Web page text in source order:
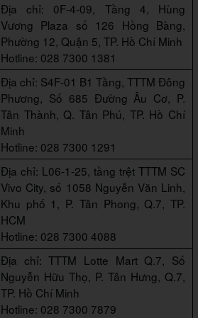
Địa chỉ: 0F-4-09, Tầng 4, Hùng
Vương Plaza số 126 Hồng Bàng,
Phường 12, Quận 5, TP. Hồ Chí Minh
Hotline: 028 7300 1381
Địa chỉ: S4F-01 B1 Tầng, TTTM Đông
Phương, Số 685 Đường Âu Cơ, P.
Tân Thành, Q. Tân Phú, TP. Hồ Chí
Minh
Hotline: 028 7300 1291
Địa chỉ: L06-1-25, tầng trệt TTTM SC
Vivo City, số 1058 Nguyễn Văn Linh,
Khu phố 1, P. Tân Phong, Q.7, TP.
HCM
Hotline: 028 7300 4088
Địa chỉ: TTTM Lotte Mart Q.7, Số
Nguyễn Hữu Thọ, P. Tân Hưng, Q.7,
TP. Hồ Chí Minh
Hotline: 028 7300 7879